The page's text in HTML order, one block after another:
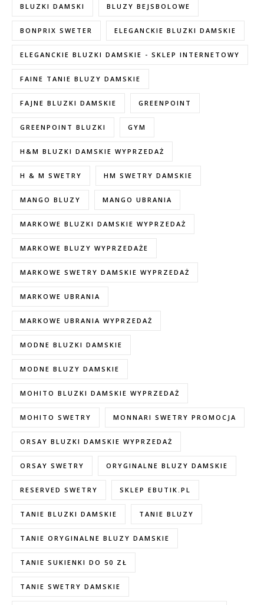
BLUZKI DAMSKI BLUZY BEJSBOLOWE
BONPRIX SWETER ELEGANCKIE BLUZKI DAMSKIE
ELEGANCKIE BLUZKI DAMSKIE - SKLEP INTERNETOWY
FAINE TANIE BLUZY DAMSKIE
FAJNE BLUZKI DAMSKIE GREENPOINT
GREENPOINT BLUZKI GYM
H&M BLUZKI DAMSKIE WYPRZEDAŻ
H & M SWETRY HM SWETRY DAMSKIE
MANGO BLUZY MANGO UBRANIA
MARKOWE BLUZKI DAMSKIE WYPRZEDAŻ
MARKOWE BLUZY WYPRZEDAŻE
MARKOWE SWETRY DAMSKIE WYPRZEDAŻ
MARKOWE UBRANIA
MARKOWE UBRANIA WYPRZEDAŻ
MODNE BLUZKI DAMSKIE
MODNE BLUZY DAMSKIE
MOHITO BLUZKI DAMSKIE WYPRZEDAŻ
MOHITO SWETRY MONNARI SWETRY PROMOCJA
ORSAY BLUZKI DAMSKIE WYPRZEDAŻ
ORSAY SWETRY ORYGINALNE BLUZY DAMSKIE
RESERVED SWETRY SKLEP EBUTIK.PL
TANIE BLUZKI DAMSKIE TANIE BLUZY
TANIE ORYGINALNE BLUZY DAMSKIE
TANIE SUKIENKI DO 50 ZŁ
TANIE SWETRY DAMSKIE